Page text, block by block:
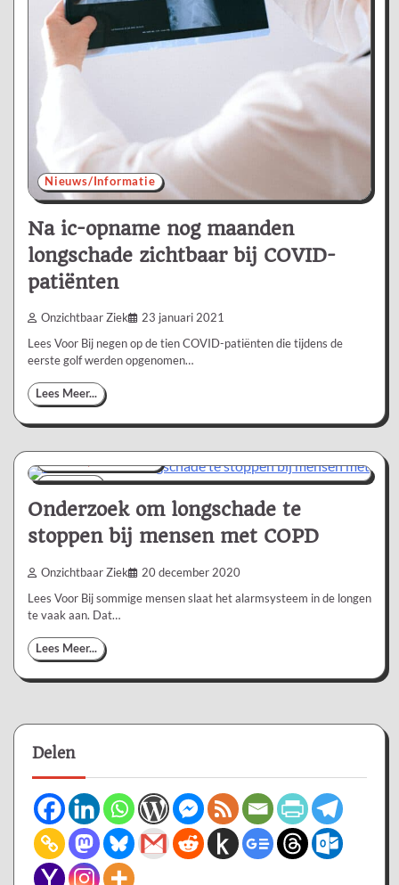
Nieuws/Informatie
Na ic-opname nog maanden
longschade zichtbaar bij COVID-
patiënten
Onzichtbaar Ziek 23 januari 2021
Lees Voor Bij negen op de tien COVID-patiënten die tijdens de
eerste golf werden opgenomen…
Lees Meer...
2 min 0
Nieuws/Informatie
Onderzoek om longschade te
stoppen bij mensen met COPD
Onzichtbaar Ziek 20 december 2020
Lees Voor Bij sommige mensen slaat het alarmsysteem in de longen
te vaak aan. Dat…
Lees Meer...
Delen